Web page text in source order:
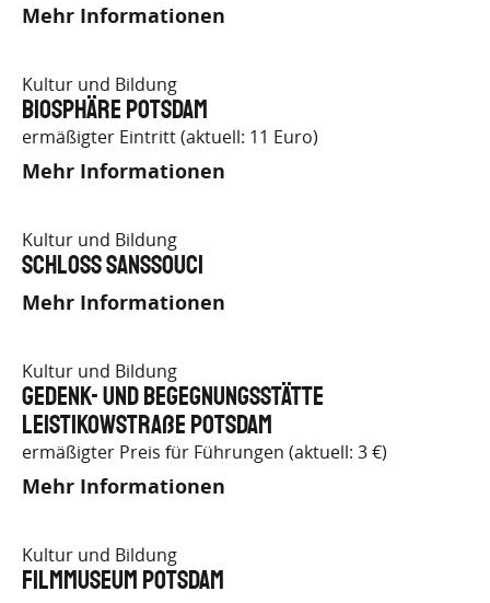
Mehr Informationen
Kultur und Bildung
Biosphäre Potsdam
ermäßigter Eintritt (aktuell: 11 Euro)
Mehr Informationen
Kultur und Bildung
Schloss Sanssouci
Mehr Informationen
Kultur und Bildung
Gedenk- und Begegnungsstätte
Leistikowstraße Potsdam
ermäßigter Preis für Führungen (aktuell: 3 €)
Mehr Informationen
Kultur und Bildung
Filmmuseum Potsdam